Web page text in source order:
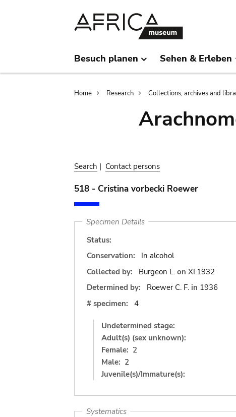
Besuch planen Sehen & Erleben
Breadcrumb
Home Research Collections, archives and
Search | Contact persons
518 - Cristina vorbecki Roewer
Specimen Details
Status:
Conservation:
In alcohol
Collected by:
Burgeon L. on XI.1932
Determined by:
Roewer C. F. in 1936
# specimen:
4
Undetermined stage:
Adult(s) (sex unknown):
Female: 2
Male: 2
Juvenile(s)/Immature(s):
Systematics